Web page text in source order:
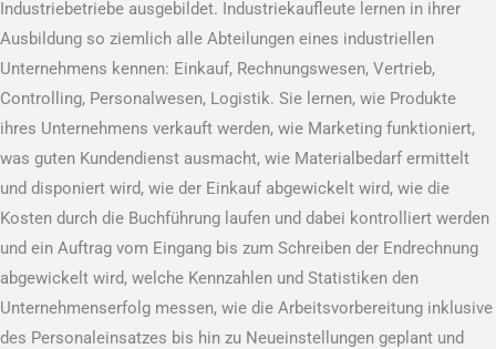
Industriebetriebe ausgebildet. Industriekaufleute lernen in ihrer
Ausbildung so ziemlich alle Abteilungen eines industriellen
Unternehmens kennen: Einkauf, Rechnungswesen, Vertrieb,
Controlling, Personalwesen, Logistik. Sie lernen, wie Produkte
ihres Unternehmens verkauft werden, wie Marketing funktioniert,
was guten Kundendienst ausmacht, wie Materialbedarf ermittelt
und disponiert wird, wie der Einkauf abgewickelt wird, wie die
Kosten durch die Buchführung laufen und dabei kontrolliert werden
und ein Auftrag vom Eingang bis zum Schreiben der Endrechnung
abgewickelt wird, welche Kennzahlen und Statistiken den
Unternehmenserfolg messen, wie die Arbeitsvorbereitung inklusive
des Personaleinsatzes bis hin zu Neueinstellungen geplant und